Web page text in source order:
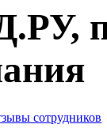
сотрудников